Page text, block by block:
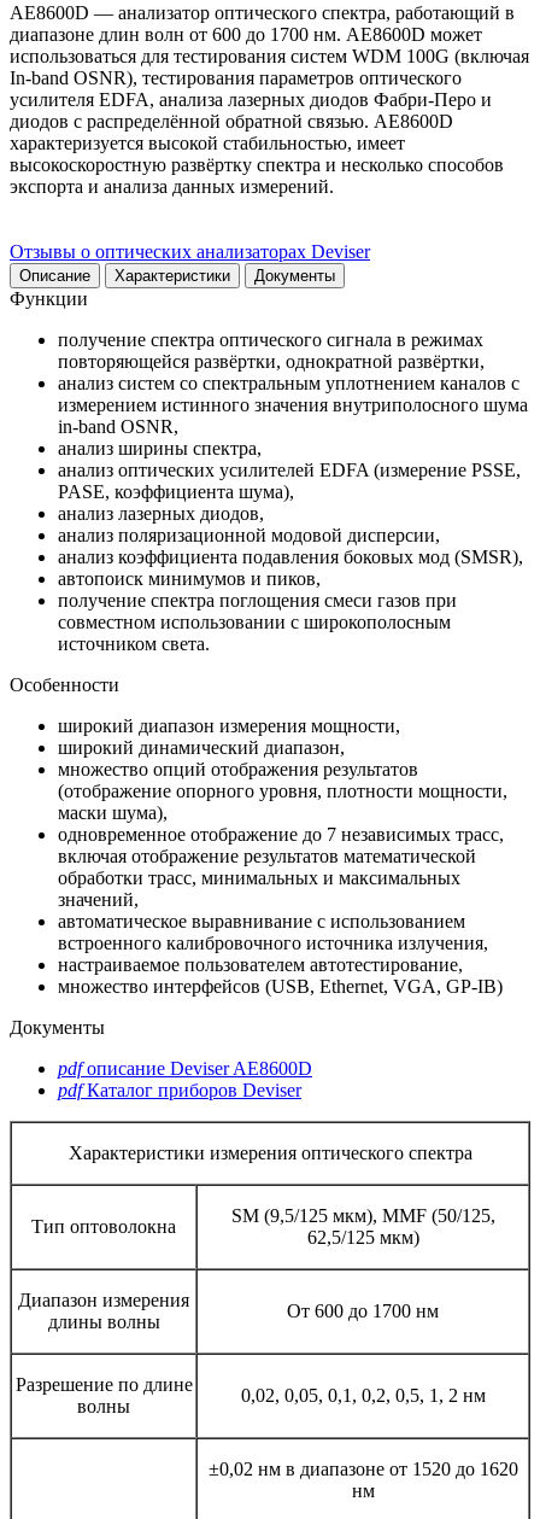
AE8600D — анализатор оптического спектра, работающий в
диапазоне длин волн от 600 до 1700 нм. AE8600D может
использоваться для тестирования систем WDM 100G (включая
In-band OSNR), тестирования параметров оптического
усилителя EDFA, анализа лазерных диодов Фабри-Перо и
диодов с распределённой обратной связью. AE8600D
характеризуется высокой стабильностью, имеет
высокоскоростную развёртку спектра и несколько способов
экспорта и анализа данных измерений.
Отзывы о оптических анализаторах Deviser
Описание Характеристики Документы
Функции
получение спектра оптического сигнала в режимах
повторяющейся развёртки, однократной развёртки,
анализ систем со спектральным уплотнением каналов с
измерением истинного значения внутриполосного шума
in-band OSNR,
анализ ширины спектра,
анализ оптических усилителей EDFA (измерение PSSE,
PASE, коэффициента шума),
анализ лазерных диодов,
анализ поляризационной модовой дисперсии,
анализ коэффициента подавления боковых мод (SMSR),
автопоиск минимумов и пиков,
получение спектра поглощения смеси газов при
совместном использовании с широкополосным
источником света.
Особенности
широкий диапазон измерения мощности,
широкий динамический диапазон,
множество опций отображения результатов
(отображение опорного уровня, плотности мощности,
маски шума),
одновременное отображение до 7 независимых трасс,
включая отображение результатов математической
обработки трасс, минимальных и максимальных
значений,
автоматическое выравнивание с использованием
встроенного калибровочного источника излучения,
настраиваемое пользователем автотестирование,
множество интерфейсов (USB, Ethernet, VGA, GP-IB)
Документы
pdfописание Deviser AE8600D
pdfКаталог приборов Deviser
Характеристики измерения оптического спектра
Тип оптоволокна
SM (9,5/125 мкм), MMF (50/125,
62,5/125 мкм)
Диапазон измерения
длины волны
От 600 до 1700 нм
Разрешение по длине
волны
0,02, 0,05, 0,1, 0,2, 0,5, 1, 2 нм
±0,02 нм в диапазоне от 1520 до 1620
нм